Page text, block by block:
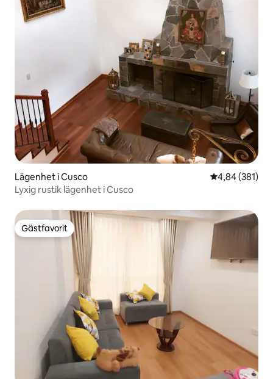
Lägenhet i Cusco 4,84 av 5 i
4,84 (381)
Lyxig rustik lägenhet i Cusco
Gästfavorit
Gästfavorit